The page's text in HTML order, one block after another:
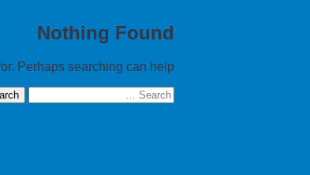
Nothing Found
Perhaps searching can help.
Search
for: